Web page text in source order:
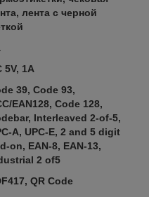
лента с черной
5V, 1A
39, Code 93,
EAN128, Code 128,
Interleaved 2-of-5,
A, UPC-E, 2 and 5 digit
on, EAN-8, EAN-13,
2 of5
QR Code